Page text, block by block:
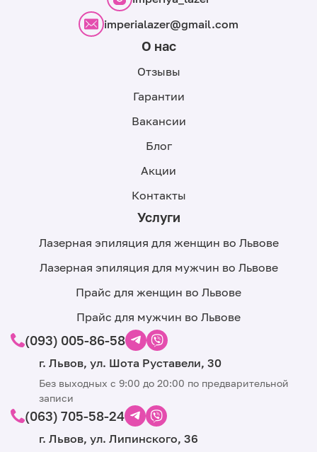
imperialazer@gmail.com
О нас
Отзывы
Гарантии
Вакансии
Блог
Акции
Контакты
Услуги
Лазерная эпиляция для женщин во Львове
Лазерная эпиляция для мужчин во Львове
Прайс для женщин во Львове
Прайс для мужчин во Львове
(093) 005-86-58
г. Львов, ул. Шота Руставели, 30
Без выходных с 9:00 до 20:00 по предварительной
записи
(063) 705-58-24
г. Львов, ул. Липинского, 36